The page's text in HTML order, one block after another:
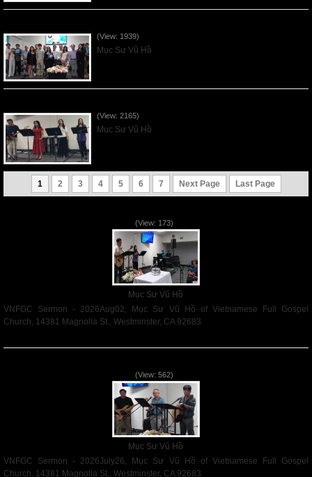
(View: 1939)
Mục Sư Vũ Hồ
(View: 2165)
Mục Sư Vũ Hồ
1 2 3 4 5 6 7 Next Page Last Page
(View: 173)
Mục Sư Vũ Hồ
VNFGC Sermon - 2026Aug02, Mục Sư Vũ Hồ of Vietnamese Full Gospel
Church, 14381 Magnolia St., Westminster, CA 92683
(View: 562)
Mục Sư Vũ Hồ
VNFGC Sermon - 2026July26, Mục Sư Vũ Hồ of Vietnamese Full Gospel
Church, 14381 Magnolia St., Westminster, CA 92683